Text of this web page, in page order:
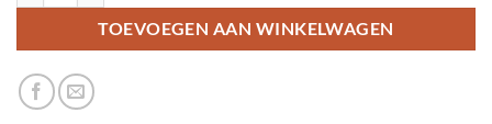
TOEVOEGEN AAN WINKELWAGEN